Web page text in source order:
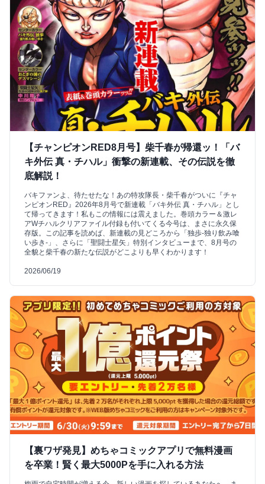
【チャンピオンRED8月号】柴千春が帰還ッ！「バ
キ外伝 真・チハル」衝撃の新連載、その伝説を徹
底解説！
バキファンよ、待たせたな！あの特攻隊長・柴千春がついに『チャ
ンピオンRED』2026年8月号で新連載「バキ外伝 真・チハル」とし
て帰ってきます！私もこの情報には震えました。巻頭カラー＆激レ
アWチハルクリアファイル付録も付いてくる今号は、まさに永久保
存版。この記事を読めば、新連載の見どころから「独歩-独り飲み喰
い歩き-」、さらに「聖闘士星矢」特別インタビューまで、8月号の
全貌と柴千春の新たな伝説がどこよりも早くわかります！
2026/06/19
【裏ワザ発見】めちゃコミックアプリで無料漫画
を卒業！賢く最大5000Pを手に入れる方法